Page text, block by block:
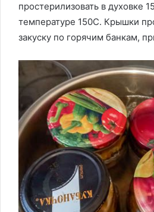
простерилизовать в духовке
температуре 150С. Крышки
закуску по горячим банкам,